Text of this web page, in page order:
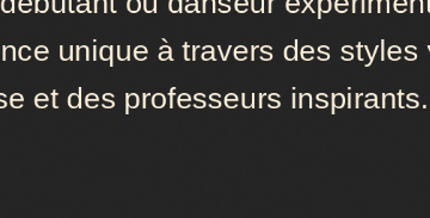
unique à travers des
et des professeurs inspirants.